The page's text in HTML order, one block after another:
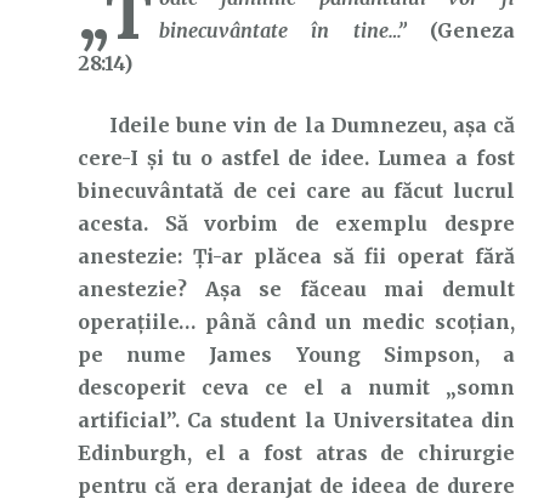
binecuvântate în tine…”(Geneza
28:14)
Ideile bune vin de la Dumnezeu, așa că
cere-I și tu o astfel de idee. Lumea a fost
binecuvântată de cei care au făcut lucrul
acesta. Să vorbim de exemplu despre
anestezie: Ți-ar plăcea să fii operat fără
anestezie? Așa se făceau mai demult
operațiile… până când un medic scoțian,
pe nume James Young Simpson, a
descoperit ceva ce el a numit „somn
artificial”. Ca student la Universitatea din
Edinburgh, el a fost atras de chirurgie
pentru că era deranjat de ideea de durere